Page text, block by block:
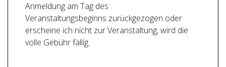
Anmeldung am Tag des
Veranstaltungsbeginns zurückgezogen oder
erscheine ich nicht zur Veranstaltung, wird die
volle Gebühr fällig.